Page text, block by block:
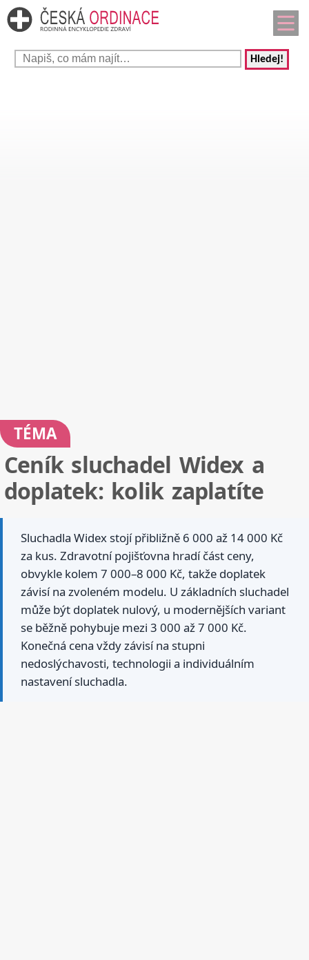
Hledej!
TÉMA
Ceník sluchadel Widex a
doplatek: kolik zaplatíte
Sluchadla Widex stojí přibližně 6 000 až 14 000 Kč
za kus. Zdravotní pojišťovna hradí část ceny,
obvykle kolem 7 000–8 000 Kč, takže doplatek
závisí na zvoleném modelu. U základních sluchadel
může být doplatek nulový, u modernějších variant
se běžně pohybuje mezi 3 000 až 7 000 Kč.
Konečná cena vždy závisí na stupni
nedoslýchavosti, technologii a individuálním
nastavení sluchadla.